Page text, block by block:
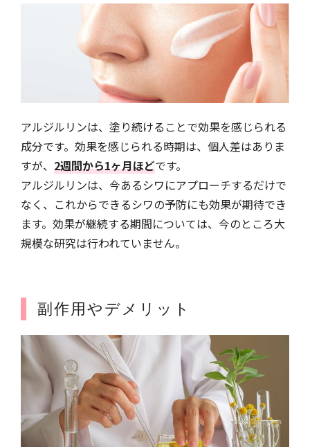
アルジルリンは、塗り続けることで効果を感じられる
成分です。効果を感じられる時期は、個人差はありま
すが、 2週間から1ヶ月ほどです。
アルジルリンは、今あるシワにアプローチするだけで
なく、これからできるシワの予防にも効果が期待でき
ます。効果が継続する期間については、今のところ大
規模な研究は行われていません。
副作用やデメリット